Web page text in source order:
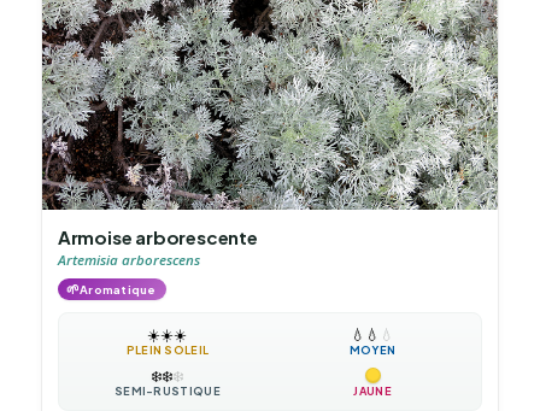
Armoise arborescente
Artemisia arborescens
🌱Aromatique
☀️☀️☀️
PLEIN SOLEIL
💧 💧 💧
MOYEN
❄️❄️❄️
SEMI-RUSTIQUE JAUNE